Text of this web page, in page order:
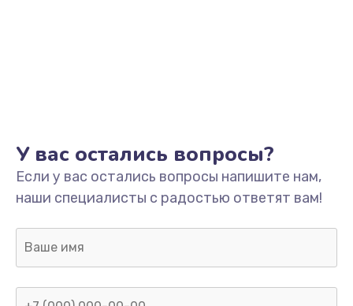
Замена/Pемонт карбюратора
1300 руб.
Заказать
Ремонт капиллярной трубки
400 руб.
У вас остались вопросы?
Если у вас остались вопросы напишите нам,
наши специалисты с радостью ответят вам!